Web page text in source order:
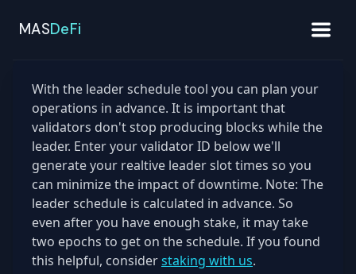
MASDeFi
With the leader schedule tool you can plan your
operations in advance. It is important that
validators don't stop producing blocks while the
leader. Enter your validator ID below we'll
generate your realtive leader slot times so you
can minimize the impact of downtime. Note: The
leader schedule is calculated in advance. So
even after you have enough stake, it may take
two epochs to get on the schedule. If you found
this helpful, considerstaking with us.